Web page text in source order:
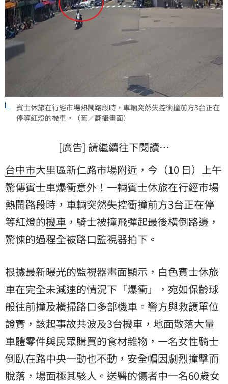
賓士休旅在行經市場熱鬧路段時，車輛突然失控衝撞前方3台正在
停等紅燈的機車。（圖／翻攝畫面）
[廣告] 請繼續往下閱讀…
台中市大里區新仁路市場附近，今（10 日）上午
驚傳賓士車爆衝意外！一輛賓士休旅在行經市場
熱鬧路段時，車輛突然失控衝撞前方3台正在停
等紅燈的機車 ，騎士被撞飛彈起最後橫倒路邊，
驚悚的過程全被路口監視器拍下。
根據最新曝光的監視器畫面顯示，白色賓士休旅
車在完全未減速的情況下「爆衝」，宛如保齡球
般往前撞及橫掃路口多部機車。警方與救護單位
證實，該起事故共波及3台機車，地面散落大量
車體零件與民眾購買的食材雜物，一名女性騎士
倒臥在路中央一動也不動，安全帽因劇烈撞擊而
脫落，場面極其駭人。送醫的傷者中一名60歲女